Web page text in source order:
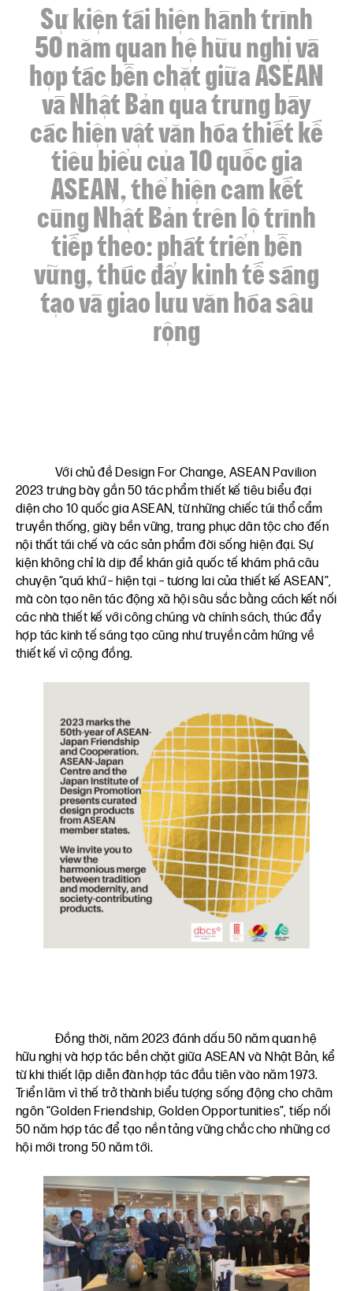
Sự kiện tái hiện hành trình
50 năm quan hệ hữu nghị và
hợp tác bền chặt giữa ASEAN
và Nhật Bản qua trưng bày
các hiện vật văn hóa thiết kế
tiêu biểu của 10 quốc gia
ASEAN, thể hiện cam kết
cùng Nhật Bản trên lộ trình
tiếp theo: phát triển bền
vững, thúc đẩy kinh tế sáng
tạo và giao lưu văn hóa sâu
rộng
Với chủ đề Design For Change, ASEAN Pavilion
2023 trưng bày gần 50 tác phẩm thiết kế tiêu biểu đại
diện cho 10 quốc gia ASEAN, từ những chiếc túi thổ cẩm
truyền thống, giày bền vững, trang phục dân tộc cho đến
nội thất tái chế và các sản phẩm đời sống hiện đại. Sự
kiện không chỉ là dịp để khán giả quốc tế khám phá câu
chuyện “quá khứ – hiện tại – tương lai của thiết kế ASEAN”,
mà còn tạo nên tác động xã hội sâu sắc bằng cách kết nối
các nhà thiết kế với công chúng và chính sách, thúc đẩy
hợp tác kinh tế sáng tạo cũng như truyền cảm hứng về
thiết kế vì cộng đồng.
Đồng thời, năm 2023 đánh dấu 50 năm quan hệ
hữu nghị và hợp tác bền chặt giữa ASEAN và Nhật Bản, kể
từ khi thiết lập diễn đàn hợp tác đầu tiên vào năm 1973.
Triển lãm vì thế trở thành biểu tượng sống động cho châm
ngôn “Golden Friendship, Golden Opportunities”, tiếp nối
50 năm hợp tác để tạo nền tảng vững chắc cho những cơ
hội mới trong 50 năm tới.